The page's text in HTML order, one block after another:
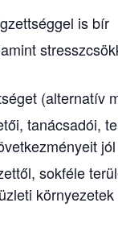
is bír
(alternatív
tanácsadói,
sokféle